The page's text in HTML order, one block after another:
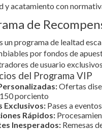
y acatamiento con
de
un programa de lealtad
por fondos de
de usuario
del Programa VIP
Ofertas
porciento
Exclusivos: Pases a
Rápidos:
Inesperados: Remesas